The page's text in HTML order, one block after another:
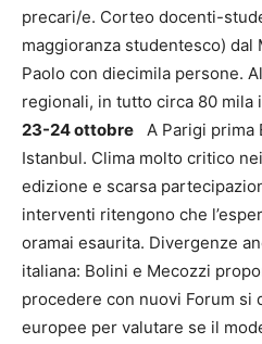
precari/e. Corteo docenti-
maggioranza studentesco) dal
Paolo con diecimila persone.
regionali, in tutto circa 80 mila
23-24 ottobre
A Parigi prima
Istanbul. Clima molto critico
edizione e scarsa
interventi ritengono che
oramai esaurita. Divergenze
italiana: Bolini e Mecozzi
procedere con nuovi Forum si
europee per valutare se il